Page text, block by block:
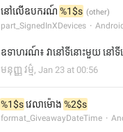
នៅលើឧបករណ៍ %1$s
part_SignedInXDevices
ឧទាហរណ៍៖ វានៅទីនោះមួយ នៅទី
មនុញ្ញ វម្ម៌, Jan 23 at 00:56
%1$s វេលាម៉ោង %2$s
format_GiveawayDateTime